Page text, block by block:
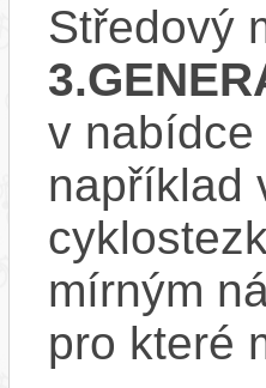
Středový
v
například
mírným
pro které